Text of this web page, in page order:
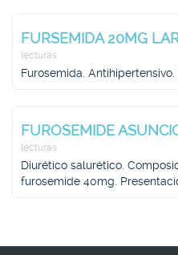
FURSEMIDA 20MG
lecturas
Furosemida. Antihipertensivo.
FUROSEMIDE
lecturas
Diurético salurético.
furosemide 40mg.